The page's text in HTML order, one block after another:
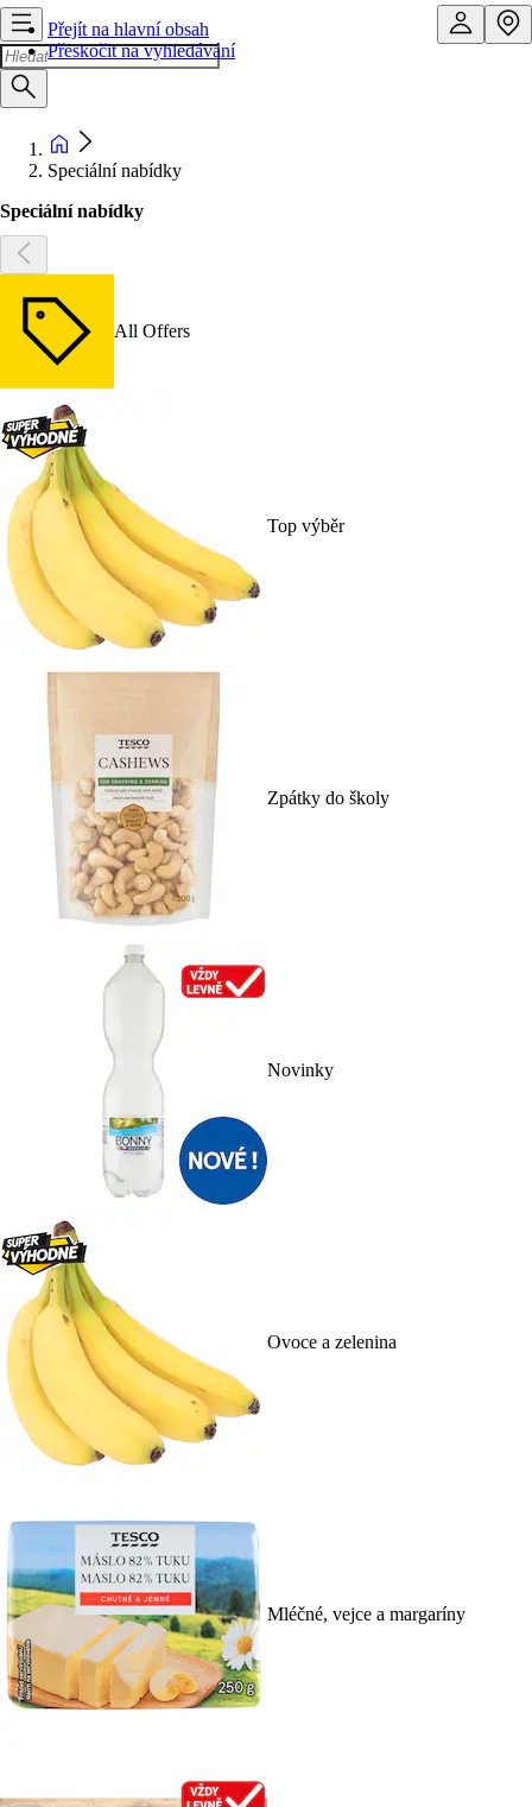
Přejít na hlavní obsah
Přeskočit na vyhledávání
Speciální nabídky
Speciální nabídky
All Offers
Top výběr
Zpátky do školy
Novinky
Ovoce a zelenina
Mléčné, vejce a margaríny